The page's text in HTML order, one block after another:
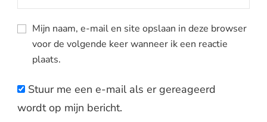
Mijn naam, e-mail en site opslaan in deze browser
voor de volgende keer wanneer ik een reactie
plaats.
Stuur me een e-mail als er gereageerd
wordt op mijn bericht.